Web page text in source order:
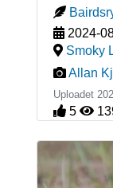
2024-
Smoky
Allan
Uploadet
5